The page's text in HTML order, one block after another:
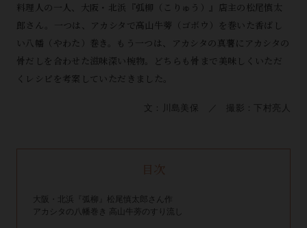
料理人の一人、大阪・北浜『弧柳（こりゅう）』店主の松尾慎太
郎さん。一つは、アカシタで高山牛蒡（ゴボウ）を巻いた香ばし
い八幡（やわた）巻き。もう一つは、アカシタの真薯にアカシタの
骨だしを合わせた滋味深い椀物。どちらも骨まで美味しくいただ
くレシピを考案していただきました。
文：川島美保 ／ 撮影：下村亮人
目次
大阪・北浜『弧柳』松尾慎太郎さん作
アカシタの八幡巻き 高山牛蒡のすり流し